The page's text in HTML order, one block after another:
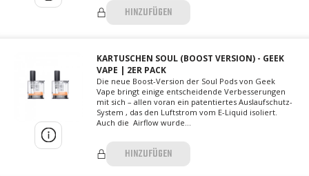
HINZUFÜGEN
KARTUSCHEN SOUL (BOOST VERSION) - GEEK
VAPE | 2ER PACK
Die neue Boost-Version der Soul Pods von Geek
Vape bringt einige entscheidende Verbesserungen
mit sich – allen voran ein patentiertes Auslaufschutz-
System , das den Luftstrom vom E-Liquid isoliert.
Auch die Airflow wurde...
HINZUFÜGEN